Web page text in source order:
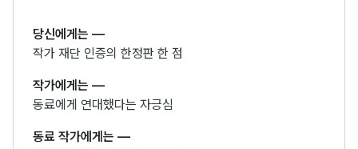
당신에게는 —
작가 재단 인증의 한정판 한 점
작가에게는 —
동료에게 연대했다는 자긍심
동료 작가에게는 —